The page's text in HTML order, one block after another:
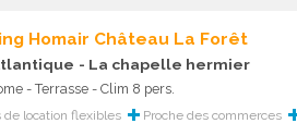
Homair Château La Forêt
- La chapelle hermier
- Terrasse - Clim 8 pers.
location flexibles Proche des commerces